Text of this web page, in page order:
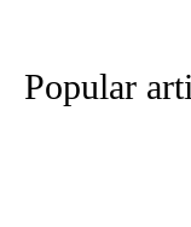
Popular